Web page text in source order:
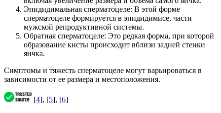
Эпидидимальная сперматоцеле: В этой форме
сперматоцеле формируется в эпидидимисе, части
мужской репродуктивной системы.
Обратная сперматоцеле: Это редкая форма, при которой
образование кисты происходит вблизи задней стенки
яичка.
Симптомы и тяжесть сперматоцеле могут варьироваться в
зависимости от ее размера и местоположения.
[4], [5], [6]